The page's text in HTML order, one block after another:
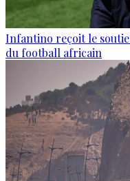
Infantino reçoit le
du football africain